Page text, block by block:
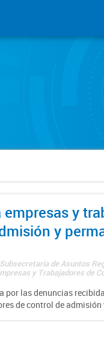
empresas y
y
de Asuntos
y Trabajadores de
por las denuncias
de control de admisión